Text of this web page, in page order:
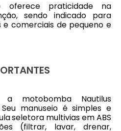
oferece praticidade na
sendo indicado para
e comerciais de pequeno e
motobomba Nautilus
manuseio é simples e
seletora multivias em ABS
(filtrar, lavar, drenar,